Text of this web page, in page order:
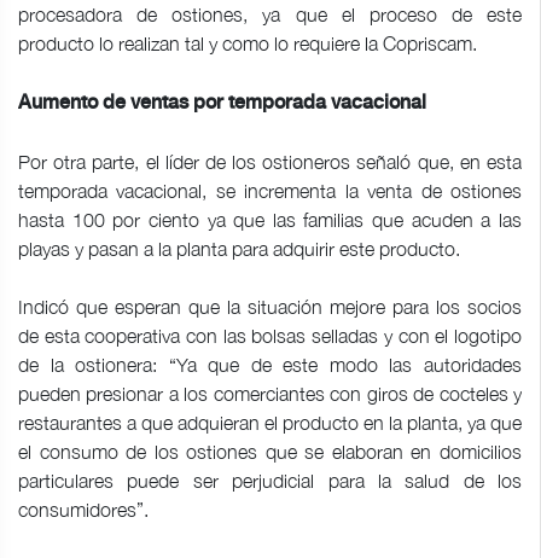
procesadora de ostiones, ya que el proceso de este
producto lo realizan tal y como lo requiere la Copriscam.
Aumento de ventas por temporada vacacional
Por otra parte, el líder de los ostioneros señaló que, en esta
temporada vacacional, se incrementa la venta de ostiones
hasta 100 por ciento ya que las familias que acuden a las
playas y pasan a la planta para adquirir este producto.
Indicó que esperan que la situación mejore para los socios
de esta cooperativa con las bolsas selladas y con el logotipo
de la ostionera: “Ya que de este modo las autoridades
pueden presionar a los comerciantes con giros de cocteles y
restaurantes a que adquieran el producto en la planta, ya que
el consumo de los ostiones que se elaboran en domicilios
particulares puede ser perjudicial para la salud de los
consumidores”.